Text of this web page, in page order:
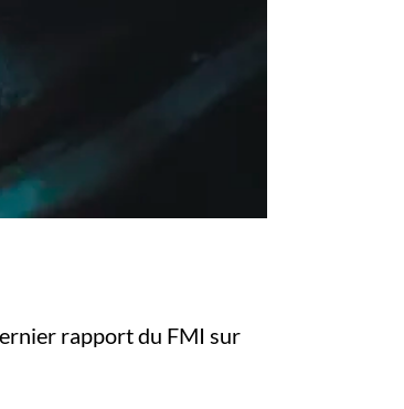
rapport du FMI sur